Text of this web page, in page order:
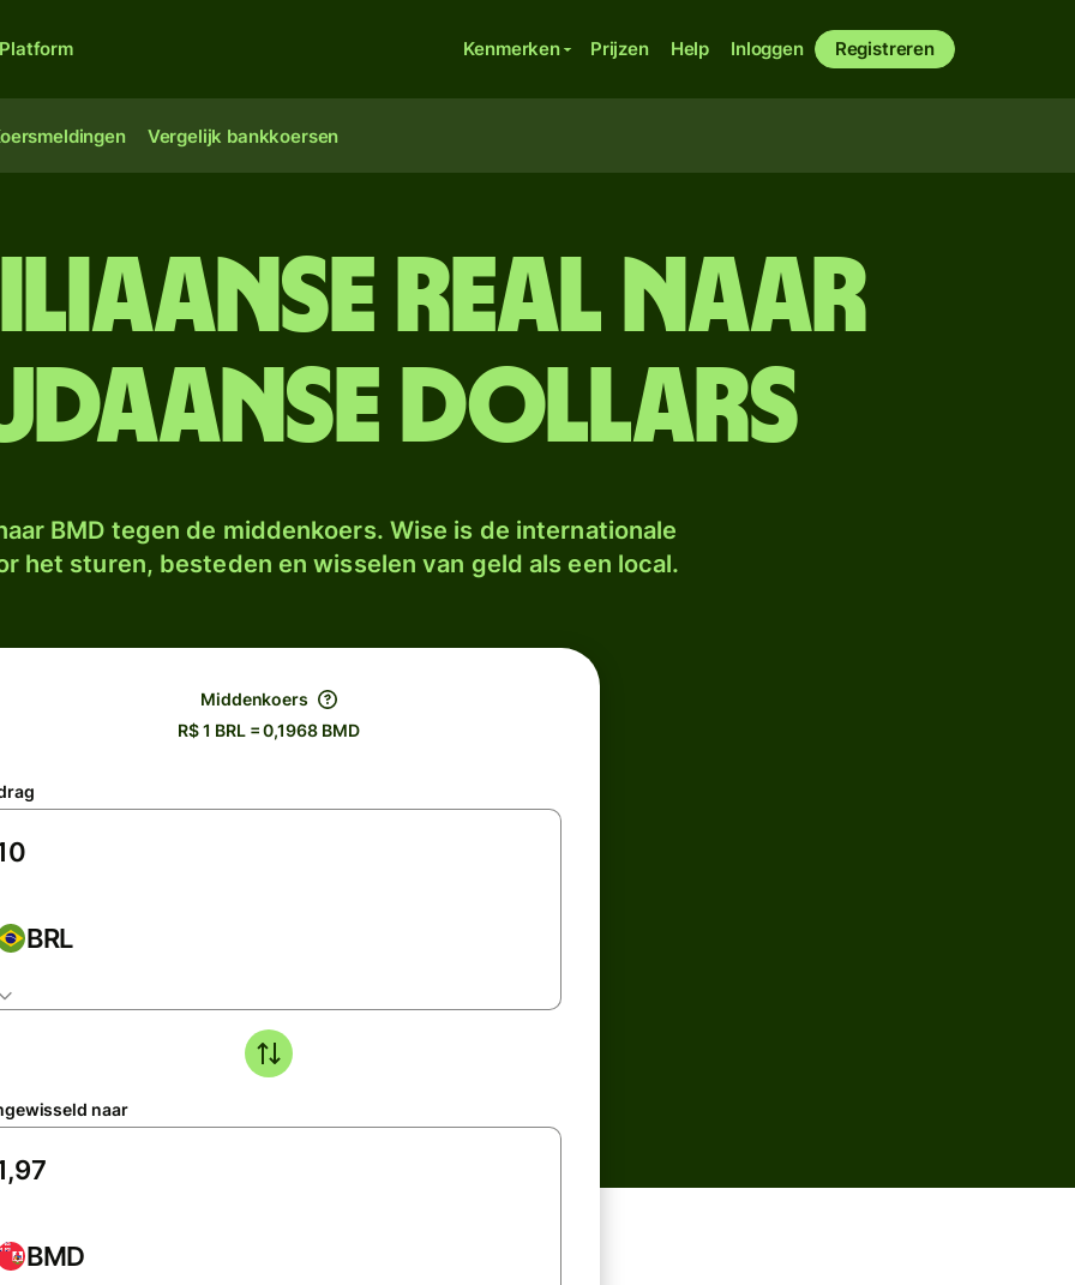
Platform Kenmerken Prijzen Help Inloggen Registreren
Vergelijk bankkoersen
real naar
dollars
BMD tegen de middenkoers. Wise is de internationale
het sturen, besteden en wisselen van geld als een local.
Middenkoers
R$ 1 BRL = 0,1968 BMD
BRL
naar
BMD